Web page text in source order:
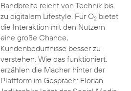
Bandbreite reicht von Technik bis
zu digitalem Lifestyle. Für O2bietet
die Interaktion mit den Nutzern
eine große Chance,
Kundenbedürfnisse besser zu
verstehen. Wie das funktioniert,
erzählen die Macher hinter der
Plattform im Gespräch: Florian